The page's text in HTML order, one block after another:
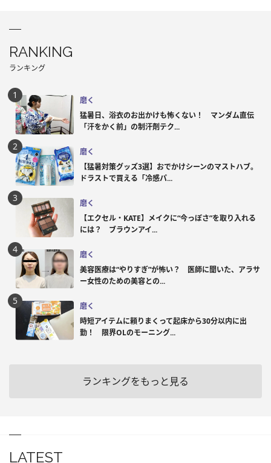
RANKING
ランキング
磨く
猛暑日、浴衣のお出かけも怖くない！ マンダム直伝
「汗をかく前」の制汗剤テク...
磨く
【猛暑対策グッズ3選】おでかけシーンのマストハブ。
ドラストで買える「冷感パ...
磨く
【エクセル・KATE】メイクに“今っぽさ”を取り入れる
には？ ブラウンアイ...
磨く
美容医療は“やりすぎ”が怖い？ 医師に聞いた、アラサ
ー女性のための美容との...
磨く
時短アイテムに頼りまくって起床から30分以内に出
勤！ 限界OLのモーニング...
ランキングをもっと見る
LATEST